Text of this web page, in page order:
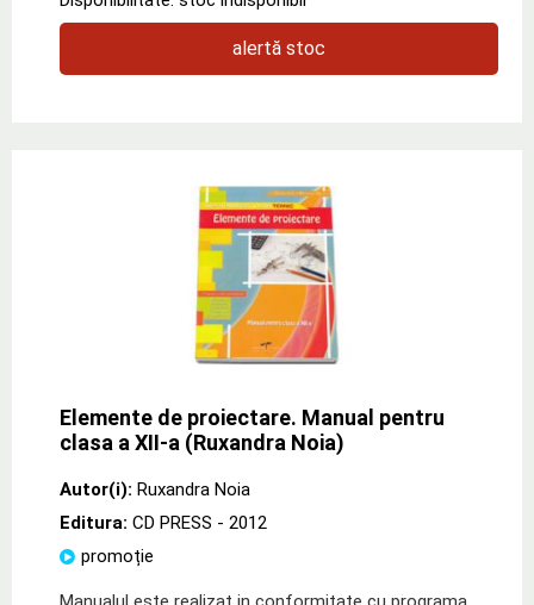
alertă stoc
Elemente de proiectare. Manual pentru
clasa a XII-a (Ruxandra Noia)
Autor(i): Ruxandra Noia
Editura: CD PRESS - 2012
promoție